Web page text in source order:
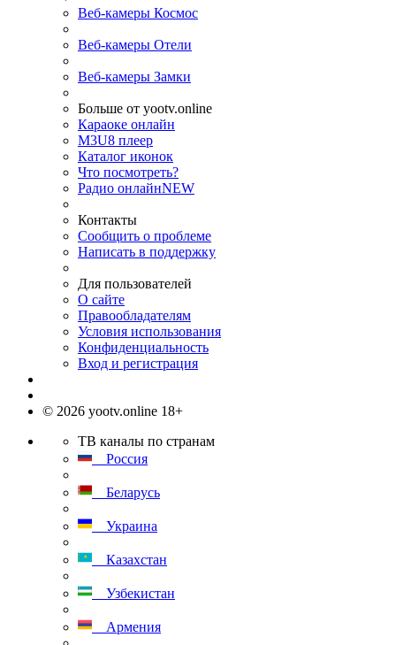
Веб-камеры Космос
Веб-камеры Отели
Веб-камеры Замки
Больше от yootv.online
Караоке онлайн
M3U8 плеер
Каталог иконок
Что посмотреть?
Радио онлайнNEW
Контакты
Сообщить о проблеме
Написать в поддержку
Для пользователей
О сайте
Правообладателям
Условия использования
Конфиденциальность
Вход и регистрация
© 2026 yootv.online 18+
ТВ каналы по странам
Россия
Беларусь
Украина
Казахстан
Узбекистан
Армения